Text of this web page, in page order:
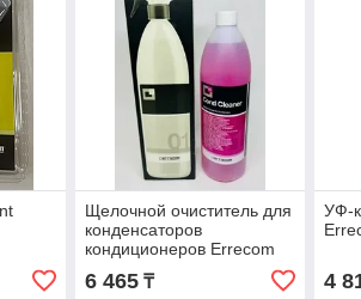
Щелочной очиститель для
конденсаторов
кондиционеров Errecom
6 465₸
УФ-
4